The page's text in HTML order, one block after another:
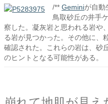
/** Geminiが自動
鳥取砂丘の井手
察した。凝灰岩と思われる岩や
る岩が見つかった。その他に、
確認された。これらの岩は、砂
のヒントとなる可能性がある。